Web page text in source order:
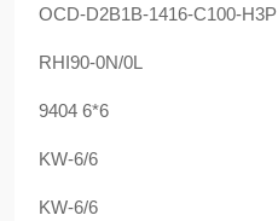
OCD-D2B1B-1416-C100-H3P
RHI90-0N/0L
9404 6*6
KW-6/6
KW-6/6